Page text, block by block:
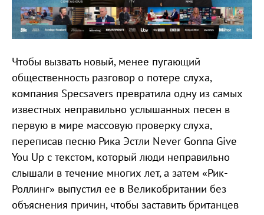
Чтобы вызвать новый, менее пугающий
общественность разговор о потере слуха,
компания Specsavers превратила одну из самых
известных неправильно услышанных песен в
первую в мире массовую проверку слуха,
переписав песню Рика Эстли Never Gonna Give
You Up с текстом, который люди неправильно
слышали в течение многих лет, а затем «Рик-
Роллинг» выпустил ее в Великобритании без
объяснения причин, чтобы заставить британцев